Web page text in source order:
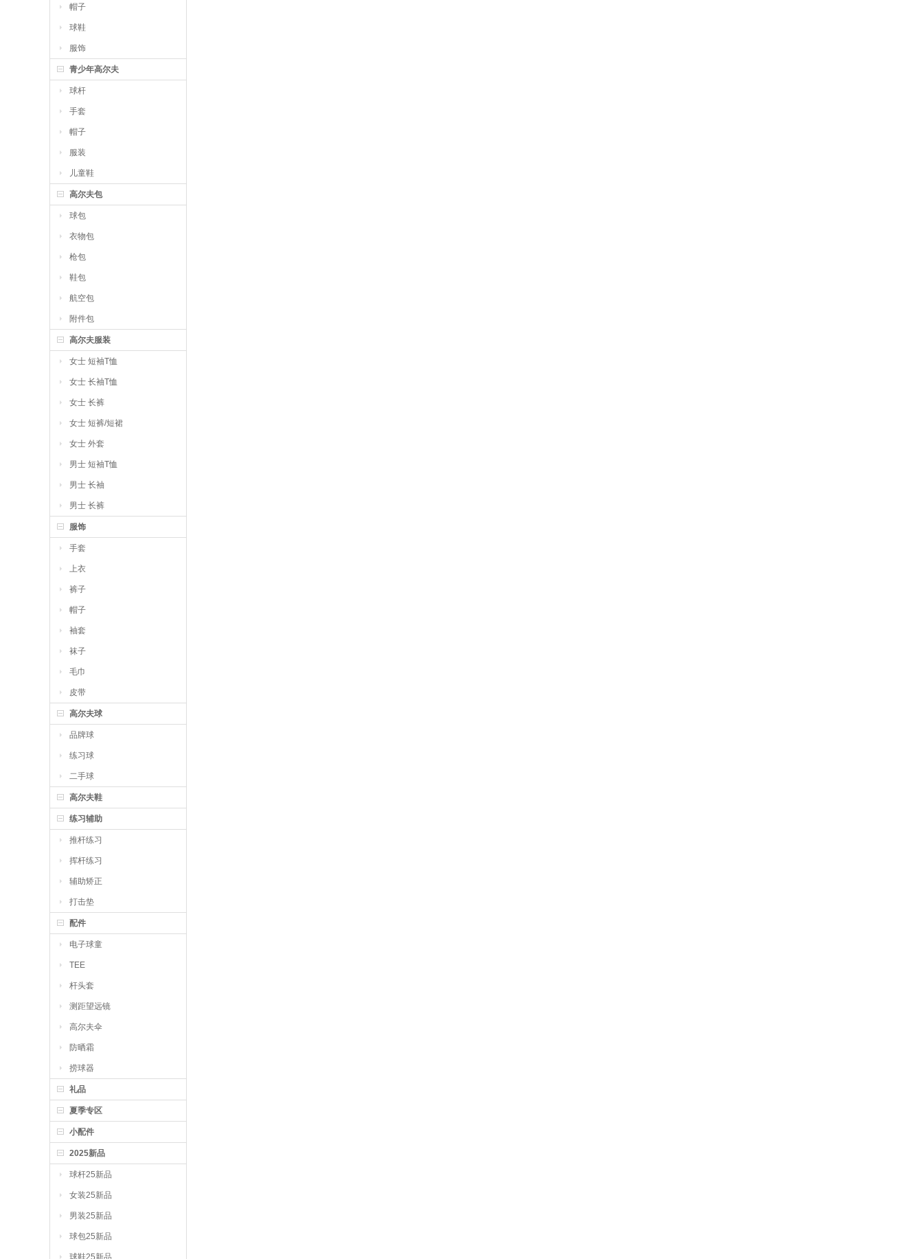
帽子
球鞋
服饰
青少年高尔夫
球杆
手套
帽子
服装
儿童鞋
高尔夫包
球包
衣物包
枪包
鞋包
航空包
附件包
高尔夫服装
女士 短袖T恤
女士 长袖T恤
女士 长裤
女士 短裤/短裙
女士 外套
男士 短袖T恤
男士 长袖
男士 长裤
服饰
手套
上衣
裤子
帽子
袖套
袜子
毛巾
皮带
高尔夫球
品牌球
练习球
二手球
高尔夫鞋
练习辅助
推杆练习
挥杆练习
辅助矫正
打击垫
配件
电子球童
TEE
杆头套
测距望远镜
高尔夫伞
防晒霜
捞球器
礼品
夏季专区
小配件
2025新品
球杆25新品
女装25新品
男装25新品
球包25新品
球鞋25新品